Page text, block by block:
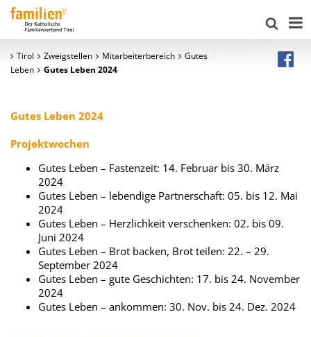
Tirol Zweigstellen Mitarbeiterbereich
Gutes
Leben
Gutes Leben 2024
Gutes Leben 2024
Projektwochen
Gutes Leben – Fastenzeit: 14. Februar bis 30. März
2024
Gutes Leben – lebendige Partnerschaft: 05. bis 12. Mai
2024
Gutes Leben – Herzlichkeit verschenken: 02. bis 09.
Juni 2024
Gutes Leben – Brot backen, Brot teilen: 22. – 29.
September 2024
Gutes Leben – gute Geschichten: 17. bis 24. November
2024
Gutes Leben – ankommen: 30. Nov. bis 24. Dez. 2024